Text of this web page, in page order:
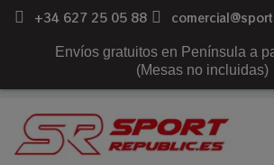
+34 627 25 05 88
Envíos gratuitos en Península a
(Mesas no incluidas)